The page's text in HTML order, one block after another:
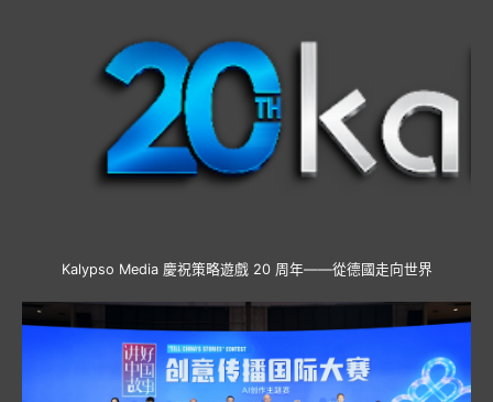
Kalypso Media 慶祝策略遊戲 20 周年——從德國走向世界